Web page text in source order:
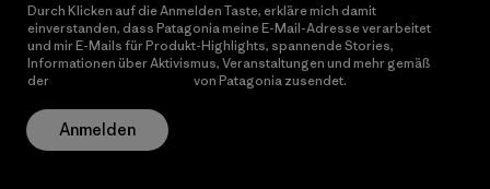
Durch Klicken auf die Anmelden Taste, erkläre mich damit
einverstanden, dass Patagonia meine E-Mail-Adresse verarbeitet
und mir E-Mails für Produkt-Highlights, spannende Stories,
Informationen über Aktivismus, Veranstaltungen und mehr gemäß
der
von Patagonia zusendet.
Anmelden